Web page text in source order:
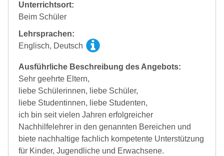
Unterrichtsort:
Beim Schüler
Lehrsprachen:
Englisch, Deutsch
Ausführliche Beschreibung des Angebots:
Sehr geehrte Eltern,
liebe Schülerinnen, liebe Schüler,
liebe Studentinnen, liebe Studenten,
ich bin seit vielen Jahren erfolgreicher
Nachhilfelehrer in den genannten Bereichen und
biete nachhaltige fachlich kompetente Unterstützung
für Kinder, Jugendliche und Erwachsene.